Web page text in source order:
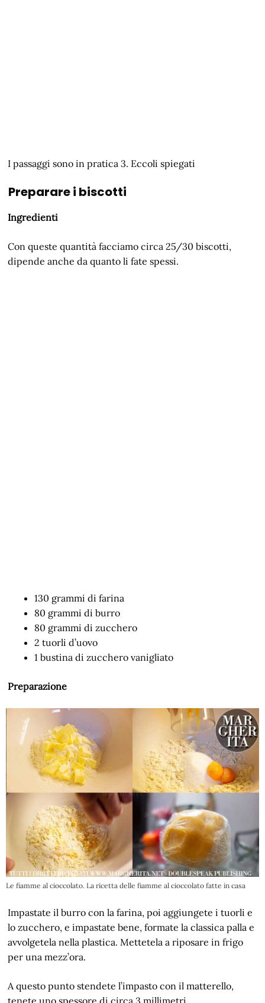
I passaggi sono in pratica 3. Eccoli spiegati
Preparare i biscotti
Ingredienti
Con queste quantità facciamo circa 25/30 biscotti,
dipende anche da quanto li fate spessi.
130 grammi di farina
80 grammi di burro
80 grammi di zucchero
2 tuorli d’uovo
1 bustina di zucchero vanigliato
Preparazione
Le fiamme al cioccolato. La ricetta delle fiamme al cioccolato fatte in casa
Impastate il burro con la farina, poi aggiungete i tuorli e
lo zucchero, e impastate bene, formate la classica palla e
avvolgetela nella plastica. Mettetela a riposare in frigo
per una mezz’ora.
A questo punto stendete l’impasto con il matterello,